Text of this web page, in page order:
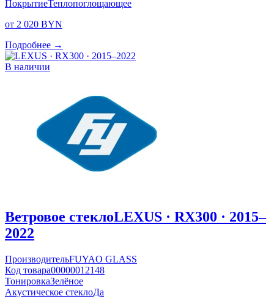
ПокрытиеТеплопоглощающее
от 2 020 BYN
Подробнее →
В наличии
Ветровое стеклоLEXUS · RX300 · 2015–
2022
ПроизводительFUYAO GLASS
Код товара00000012148
ТонировкаЗелёное
Акустическое стеклоДа